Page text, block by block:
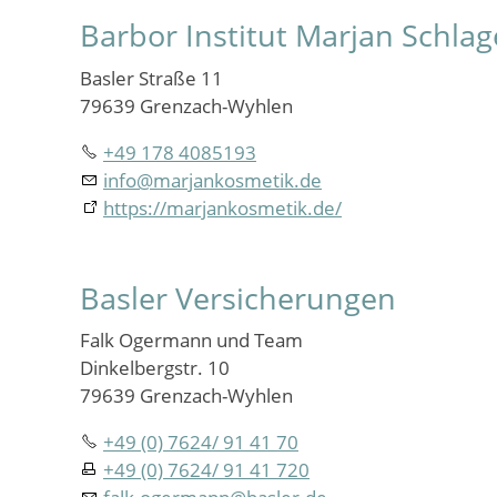
Barbor Institut Marjan
Basler Straße 11
79639 Grenzach-Wyhlen
+49 178 4085193
info@marjankosmetik.de
https://marjankosmetik.de/
Basler Versicherungen
Falk Ogermann und Team
Dinkelbergstr. 10
79639 Grenzach-Wyhlen
+49 (0) 7624/ 91 41 70
+49 (0) 7624/ 91 41 720